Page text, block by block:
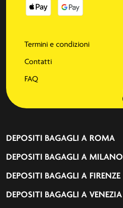
Termini e condizioni
Contatti
FAQ
DEPOSITI BAGAGLI A ROMA
DEPOSITI BAGAGLI A MILANO
DEPOSITI BAGAGLI A FIRENZE
DEPOSITI BAGAGLI A VENEZIA